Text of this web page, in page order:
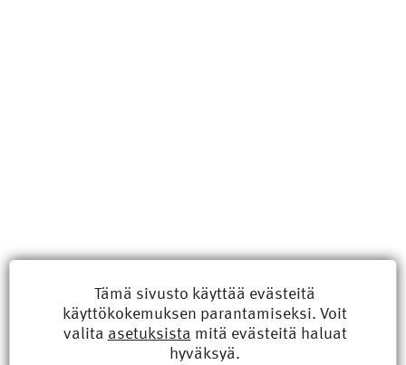
Kyberisku kiinteistötietoihin haittaisi energiarakentamista
8.6.2026 15:21
Tämä sivusto käyttää evästeitä
käyttökokemuksen parantamiseksi. Voit
valita asetuksista mitä evästeitä haluat
hyväksyä.